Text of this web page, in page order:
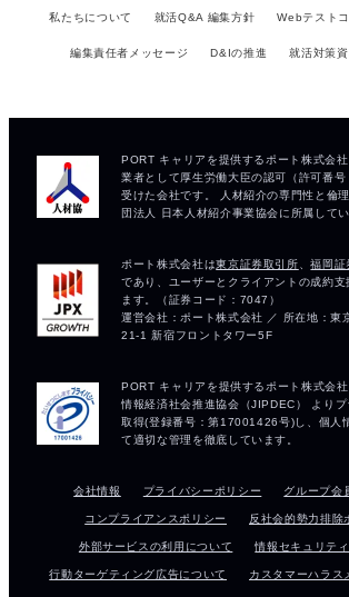
私たちについて 就活Q&A 編集方針 Webテスト
編集責任者メッセージ D&Iの推進 就活対策
会社情報 プライバシーポリシー グループ会
コンプライアンスポリシー 反社会的勢力排除
外部サービスの利用について 情報セキュリテ
行動ターゲティング広告について カスタマーハラス